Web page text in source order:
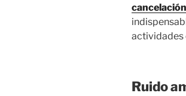
actividades
Ruido